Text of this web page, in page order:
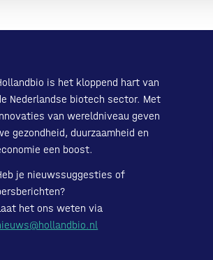
is het kloppend hart van
Nederlandse biotech sector. Met
van wereldniveau geven
gezondheid, duurzaamheid en
een boost.
je nieuwssuggesties of
het ons weten via